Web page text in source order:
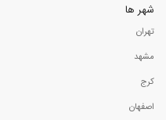
شهر ها
تهران
مشهد
کرج
اصفهان